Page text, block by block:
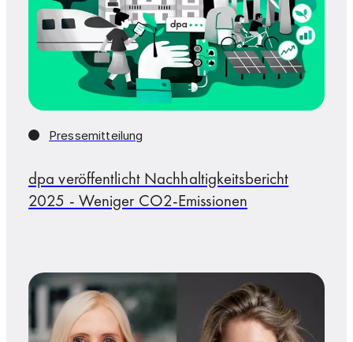
Pressemitteilung
dpa veröffentlicht Nachhaltigkeitsbericht
2025 - Weniger CO2-Emissionen